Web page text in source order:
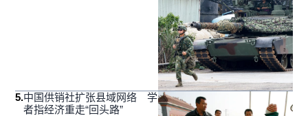
5.中国供销社扩张县域网络 学
者指经济重走“回头路”